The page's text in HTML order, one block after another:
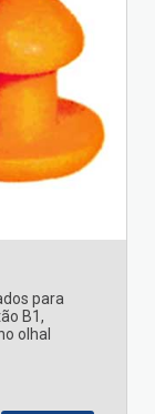
para
B1,
olhal